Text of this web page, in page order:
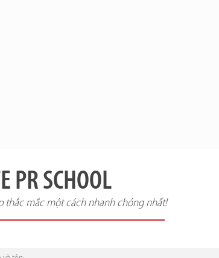
PR SCHOOL
thắc mắc một cách nhanh chóng nhất!